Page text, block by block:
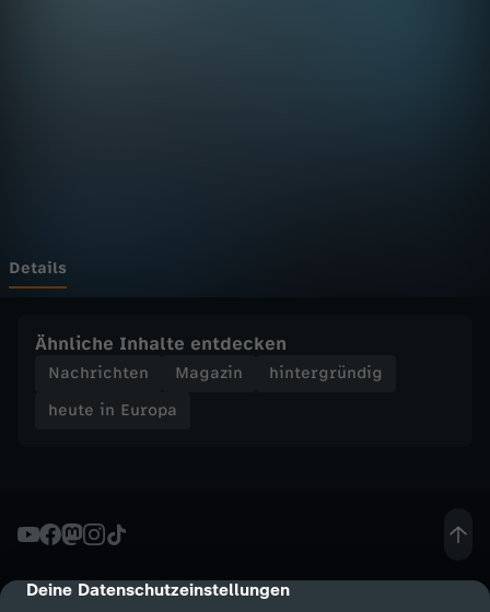
cmp-dialog-description
Deine Datenschutzeinstellungen
a
h
t
e
Details
Ähnliche Inhalte entdecken
Nachrichten Magazin
hintergründig
heute in Europa